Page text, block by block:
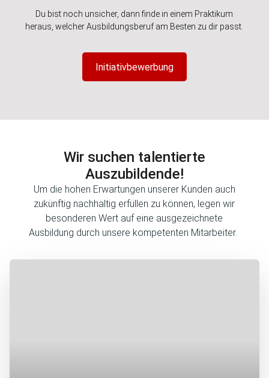
Du bist noch unsicher, dann finde in einem Praktikum
heraus, welcher Ausbildungsberuf am Besten zu dir passt.
Initiativbewerbung
Wir suchen talentierte
Auszubildende!
Um die hohen Erwartungen unserer Kunden auch
zukünftig nachhaltig erfüllen zu können, legen wir
besonderen Wert auf eine ausgezeichnete
Ausbildung durch unsere kompetenten Mitarbeiter.